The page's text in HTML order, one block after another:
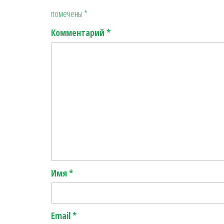
помечены *
Комментарий *
Имя*
Email*